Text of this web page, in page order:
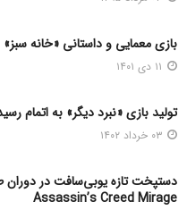
بازی معمایی و داستانی «خانه
تولید بازی «نبرد دیگر» به اتمام
دستپخت تازه یوبی‌سافت در دوران
Assassin’s Creed Mirage